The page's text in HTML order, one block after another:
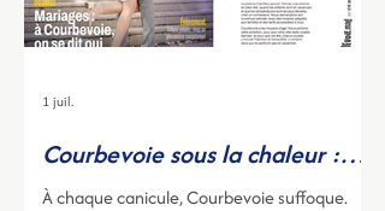
Courbevoie sous la chaleur :
pour un vrai plan d’adaptation
À chaque canicule, Courbevoie suffoque.
1 juil.